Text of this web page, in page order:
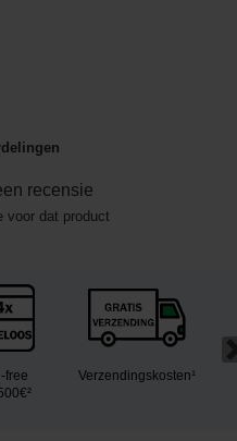
recensie
voor dat product
free
Verzendingskosten¹